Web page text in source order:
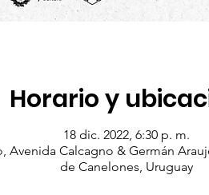
Horario y
18 dic. 2022, 6:30 p. m.
Avenida Calcagno & Germán
de Canelones, Uruguay